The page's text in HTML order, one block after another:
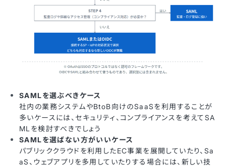
SAMLを選ぶべきケース
社内の業務システムやBtoB向けのSaaSを利用することが
多いケースには、セキュリティ、コンプライアンスを考えてSA
MLを検討すべきでしょう
SAMLを選ばない方がいいケース
パブリッククラウドを利用したEC事業を展開していたり、Sa
aS、ウェブアプリを多用していたりする場合には、新しい技